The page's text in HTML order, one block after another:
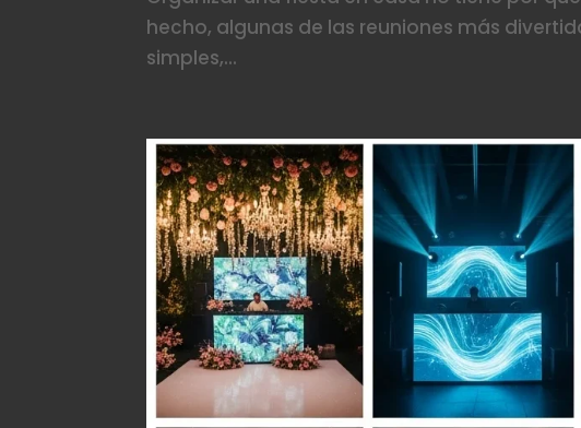
hecho, algunas de las reuniones más
simples,...